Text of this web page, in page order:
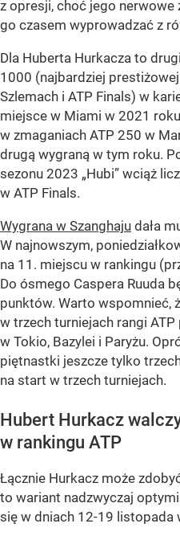
z opresji, choć jego nerwowe
go czasem wyprowadzać z
Dla Huberta Hurkacza to
1000 (najbardziej
Szlemach i ATP Finals) w
miejsce w Miami w 2021
w zmaganiach ATP 250 w
drugą wygraną w tym roku.
sezonu 2023 „Hubi” wciąż
w ATP Finals.
Wygrana w Szanghaju dała
W najnowszym,
na 11. miejscu w rankingu
Do ósmego Caspera Ruuda
punktów. Warto wspomnieć,
w trzech turniejach rangi ATP
w Tokio, Bazylei i Paryżu.
piętnastki jeszcze tylko
na start w trzech turniejach.
Hubert Hurkacz
w rankingu ATP
Łącznie Hurkacz może
to wariant nadzwyczaj
się w dniach 12-19 listopada